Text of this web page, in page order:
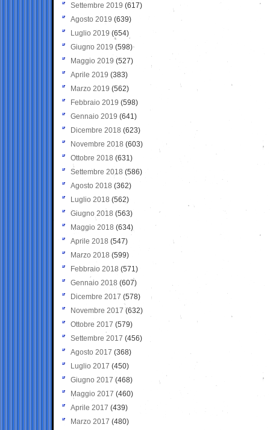
Settembre 2019 (617)
Agosto 2019 (639)
Luglio 2019 (654)
Giugno 2019 (598)
Maggio 2019 (527)
Aprile 2019 (383)
Marzo 2019 (562)
Febbraio 2019 (598)
Gennaio 2019 (641)
Dicembre 2018 (623)
Novembre 2018 (603)
Ottobre 2018 (631)
Settembre 2018 (586)
Agosto 2018 (362)
Luglio 2018 (562)
Giugno 2018 (563)
Maggio 2018 (634)
Aprile 2018 (547)
Marzo 2018 (599)
Febbraio 2018 (571)
Gennaio 2018 (607)
Dicembre 2017 (578)
Novembre 2017 (632)
Ottobre 2017 (579)
Settembre 2017 (456)
Agosto 2017 (368)
Luglio 2017 (450)
Giugno 2017 (468)
Maggio 2017 (460)
Aprile 2017 (439)
Marzo 2017 (480)